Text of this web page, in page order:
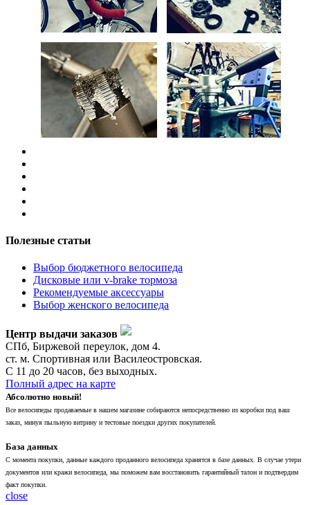
Полезные статьи
Выбор бюджетного велосипеда
Дисковые или v-brake тормоза
Рекомендуемые аксессуары
Выбор женского велосипеда
Центр выдачи заказов
СПб, Биржевой переулок, дом 4.
ст. м. Спортивная или Василеостровская.
С 11 до 20 часов, без выходных.
Полный адрес на карте
Абсолютно новый!
Все велосипеды продаваемые в нашем магазине собираются непосредственно из коробки под ваш
заказ, минуя пыльную витрину и тестовые поездки других покупателей.
База данных
С момента покупки, данные каждого проданного велосипеда хранятся в базе данных. В случае утери
документов или кражи велосипеда, мы поможем вам восстановить гарантийный талон и подтвердим
факт покупки.
close